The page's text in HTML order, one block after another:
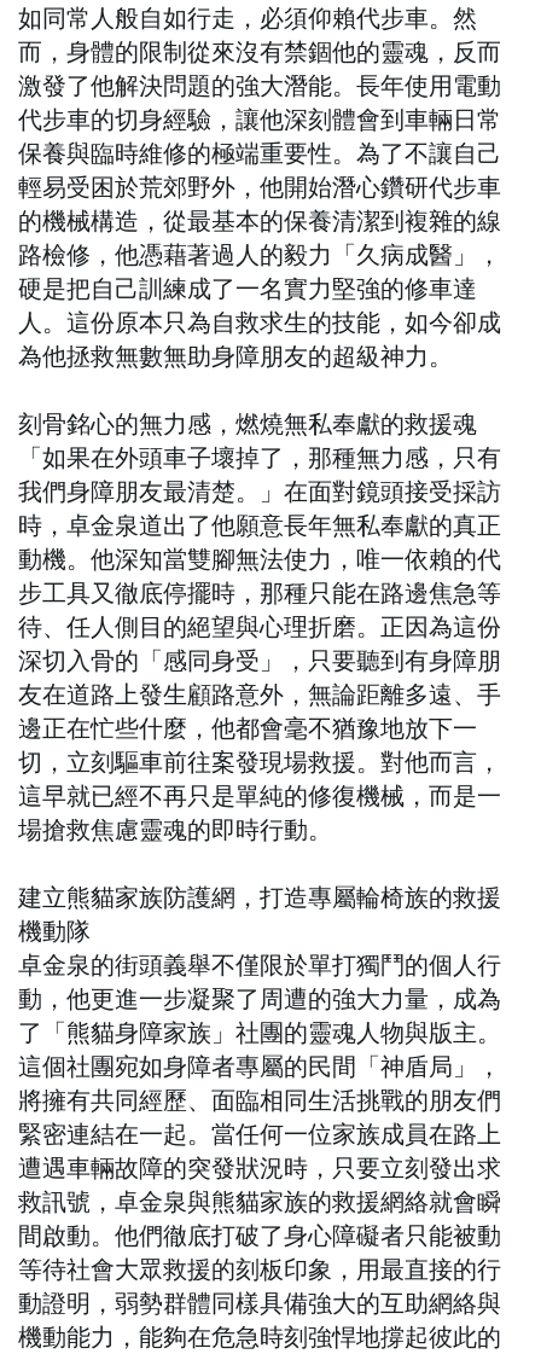
如同常人般自如行走，必須仰賴代步車。然
而，身體的限制從來沒有禁錮他的靈魂，反而
激發了他解決問題的強大潛能。長年使用電動
代步車的切身經驗，讓他深刻體會到車輛日常
保養與臨時維修的極端重要性。為了不讓自己
輕易受困於荒郊野外，他開始潛心鑽研代步車
的機械構造，從最基本的保養清潔到複雜的線
路檢修，他憑藉著過人的毅力「久病成醫」，
硬是把自己訓練成了一名實力堅強的修車達
人。這份原本只為自救求生的技能，如今卻成
為他拯救無數無助身障朋友的超級神力。
刻骨銘心的無力感，燃燒無私奉獻的救援魂
「如果在外頭車子壞掉了，那種無力感，只有
我們身障朋友最清楚。」在面對鏡頭接受採訪
時，卓金泉道出了他願意長年無私奉獻的真正
動機。他深知當雙腳無法使力，唯一依賴的代
步工具又徹底停擺時，那種只能在路邊焦急等
待、任人側目的絕望與心理折磨。正因為這份
深切入骨的「感同身受」，只要聽到有身障朋
友在道路上發生顧路意外，無論距離多遠、手
邊正在忙些什麼，他都會毫不猶豫地放下一
切，立刻驅車前往案發現場救援。對他而言，
這早就已經不再只是單純的修復機械，而是一
場搶救焦慮靈魂的即時行動。
建立熊貓家族防護網，打造專屬輪椅族的救援
機動隊
卓金泉的街頭義舉不僅限於單打獨鬥的個人行
動，他更進一步凝聚了周遭的強大力量，成為
了「熊貓身障家族」社團的靈魂人物與版主。
這個社團宛如身障者專屬的民間「神盾局」，
將擁有共同經歷、面臨相同生活挑戰的朋友們
緊密連結在一起。當任何一位家族成員在路上
遭遇車輛故障的突發狀況時，只要立刻發出求
救訊號，卓金泉與熊貓家族的救援網絡就會瞬
間啟動。他們徹底打破了身心障礙者只能被動
等待社會大眾救援的刻板印象，用最直接的行
動證明，弱勢群體同樣具備強大的互助網絡與
機動能力，能夠在危急時刻強悍地撐起彼此的